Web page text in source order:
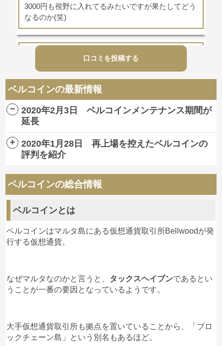
3000円も視野に入れてるみたいですが果たしてどう
なるのか(笑)
ベルコイン への投稿
2020/01/31
2
TOBしたのが間違いだったのか…。指をくわえてベ
ルコインが上がってくのを見ることしかできなかっ
た。涙で前が見えねえよ( ;∀;)ｗ
匿名 ベルコインへの投稿
2020/01/29
2
1BLL3000円は行くとか言ってる人もいたけど何の
根拠があって言ってるんだろうな～笑 3000円に届
いたらBLLが無料配布されるらしいから頑張って欲
しいけどね笑
2020/01/28
3
ついに30日再上場ですね。ここでツイートを紹介さ
ます。
口コミを投稿する
ベルコインの最新情報
2020年2月3日 ベルコインメンテナンス期間が
延長
2020年1月28日 再上場を控えたベルコインの
評判を紹介
1月30日にサモアのBellwoodに再上場する予定となっ
ているベルコインですが、現時点での
ツイートをまとめつつ、ユーザーからの 期待度を調査
していきたいと思います。
— 投資家 レモン (@LE__M_ON_)
ベルコインの総合情報
ベルコインとは
ベルコインはマルタ島にある仮想通貨取引所Bellwoodが発
行する仮想通貨。
なぜマルタなのかと言うと、 タックスヘイブンであるとい
うことが一番の要因となっているようです。
大手仮想通貨取引所も拠点を置いていることから、「ブロ
ックチェーン島」という別名もあるほど。